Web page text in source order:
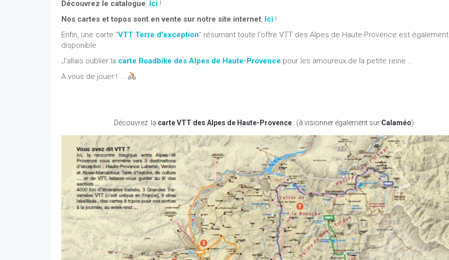
Découvrez le catalogue, Ici !
Nos cartes et topos sont en vente sur notre site internet, Ici !
Enfin, une carte "VTT Terre d'exception" résumant toute l'offre VTT des Alpes de Haute-Provence est également
disponible
J'allais oublier la carte Roadbike des Alpes de Haute-Provence pour les amoureux de la petite reine ...
A vous de jouer ! ...
Découvrez la carte VTT des Alpes de Haute-Provence : (à visionner également sur Calaméo)